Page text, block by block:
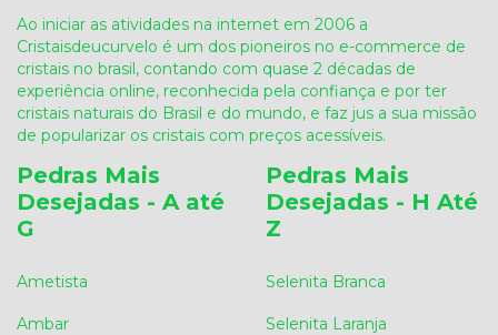
Ao iniciar as atividades na internet em 2006 a
Cristaisdeucurvelo é um dos pioneiros no e-commerce de
cristais no brasil, contando com quase 2 décadas de
experiência online, reconhecida pela confiança e por ter
cristais naturais do Brasil e do mundo, e faz jus a sua missão
de popularizar os cristais com preços acessíveis.
Pedras Mais
Desejadas - A até
G
Ametista
Ambar
Pedras Mais
Desejadas - H Até
Z
Selenita Branca
Selenita Laranja